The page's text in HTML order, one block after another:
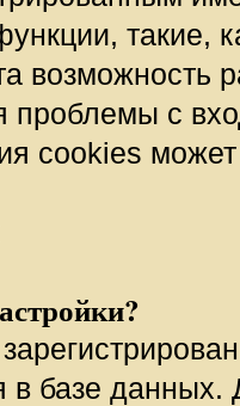
такие,
возможность
проблемы с
cookies
в базе